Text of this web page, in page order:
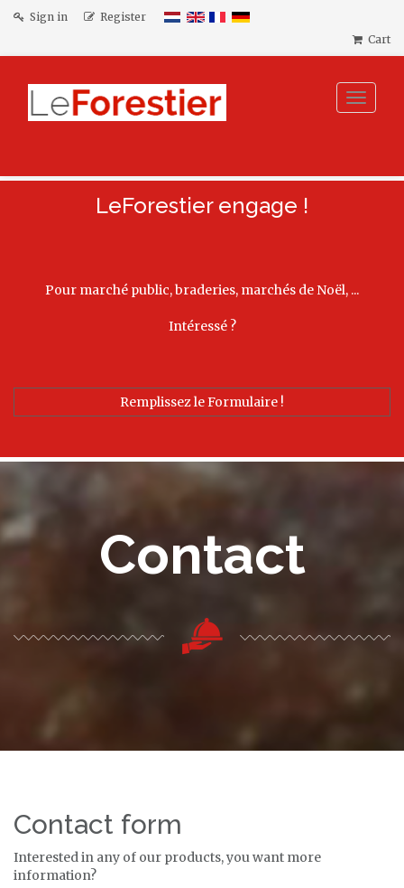
Sign in
Register
Cart
Toggle
LeForestier engage !
Pour marché public, braderies, marchés de Noël, ...
Intéressé ?
Remplissez le Formulaire !
Contact
Contact form
Interested in any of our products, you want more
information?